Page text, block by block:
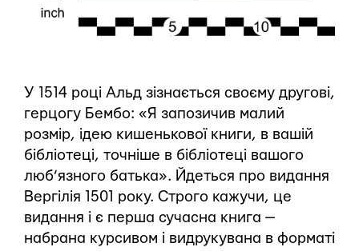
У 1514 році Альд зізнається своєму другові,
герцогу Бембо: «Я запозичив малий
розмір, ідею кишенькової книги, в вашій
бібліотеці, точніше в бібліотеці вашого
люб’язного батька». Йдеться про видання
Вергілія 1501 року. Строго кажучи, це
видання і є перша сучасна книга —
набрана курсивом і видрукувана в форматі